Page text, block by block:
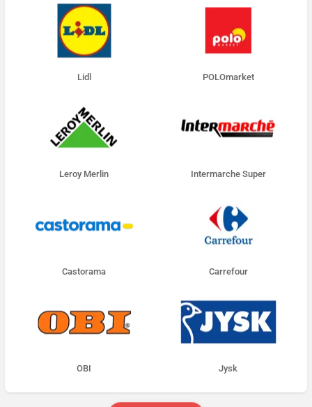
Lidl POLOmarket
Leroy Merlin Intermarche Super
Castorama Carrefour
OBI Jysk